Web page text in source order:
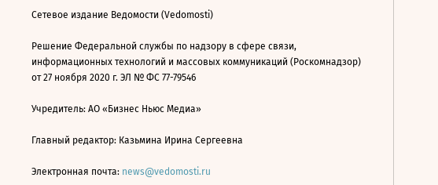
Сетевое издание Ведомости (Vedomosti)
Решение Федеральной службы по надзору в сфере связи,
информационных технологий и массовых коммуникаций (Роскомнадзор)
от 27 ноября 2020 г. ЭЛ № ФС 77-79546
Учредитель: АО «Бизнес Ньюс Медиа»
Главный редактор: Казьмина Ирина Сергеевна
Электронная почта: news@vedomosti.ru